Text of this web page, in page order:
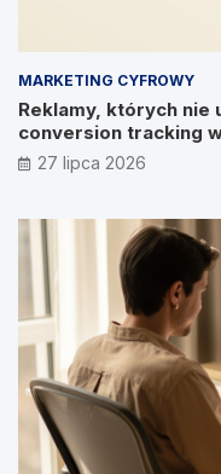
MARKETING CYFROWY
Reklamy, których
conversion tracking
27 lipca 2026